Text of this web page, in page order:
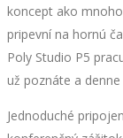
koncept ako
pripevní na hornú
Poly Studio P5
už poznáte a
Jednoduché